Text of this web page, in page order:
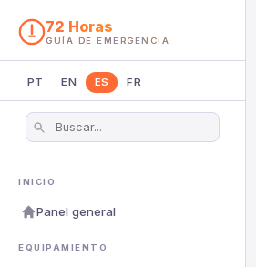
72 Horas
GUÍA DE EMERGENCIA
PT EN ES FR
INICIO
Panel general
EQUIPAMIENTO